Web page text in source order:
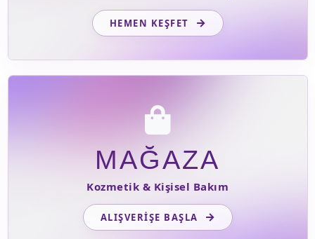
HEMEN KEŞFET
MAĞAZA
Kozmetik & Kişisel Bakım
ALIŞVERIŞE BAŞLA